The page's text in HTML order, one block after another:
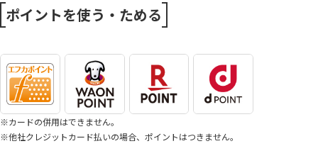
ポイントを使う・ためる
※カードの併用はできません。
※他社クレジットカード払いの場合、ポイントはつきません。